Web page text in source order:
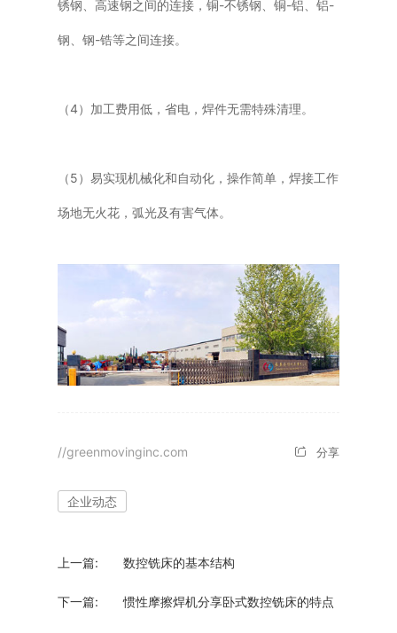
锈钢、高速钢之间的连接，铜-不锈钢、铜-铝、铝-
钢、钢-锆等之间连接。
（4）加工费用低，省电，焊件无需特殊清理。
（5）易实现机械化和自动化，操作简单，焊接工作
场地无火花，弧光及有害气体。
//greenmovinginc.com 分享
企业动态
上一篇: 数控铣床的基本结构
下一篇: 惯性摩擦焊机分享卧式数控铣床的特点